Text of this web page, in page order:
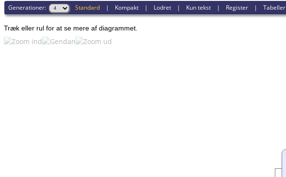
Generationer: Standard | Kompakt | Lodret | Kun tekst | Register |Tabeller
Træk eller rul for at se mere af diagrammet.